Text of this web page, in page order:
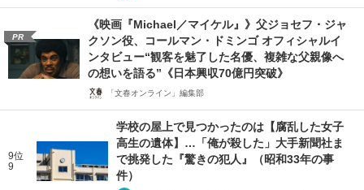
PR
《映画『Michael／マイケル』》父ジョセフ・ジャ
クソン役、コールマン・ドミンゴ オフィシャルイ
ンタビュー“観客を魅了した名優、複雑な父親像へ
の想いを語る”《日本興収70億円突破》
「文春オンライン」編集部
9位
9
学校の屋上で見つかったのは【腐乱した女子
高生の遺体】…「俺が殺した」大手新聞社ま
で挑発した『驚きの犯人』（昭和33年の事
件）